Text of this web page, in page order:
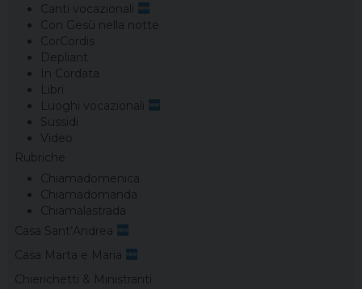
Canti vocazionali
Con Gesù nella notte
CorCordis
Depliant
In Cordata
Libri
Luoghi vocazionali
Sussidi
Video
Rubriche
Chiamadomenica
Chiamadomanda
Chiamalastrada
Casa Sant’Andrea
Casa Marta e Maria
Chierichetti & Ministranti